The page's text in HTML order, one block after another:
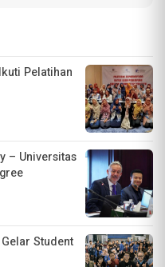
Pelatihan
– Universitas
Student